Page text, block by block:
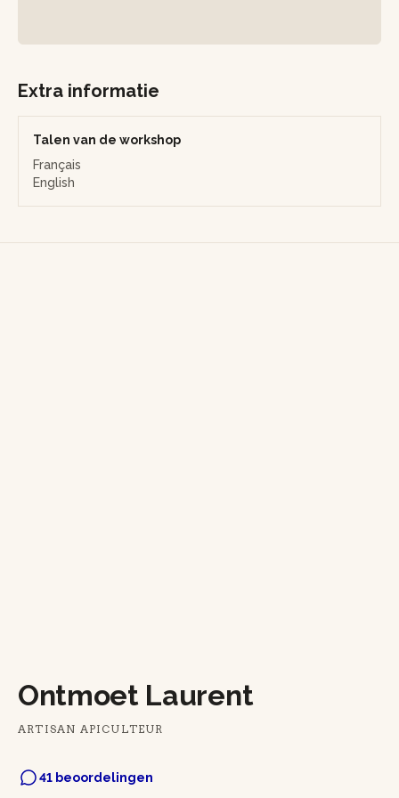
partagé en famille, de même qu'avec le plein de
NB : pour cet atelier, pensez à tous venir équipés de
chaussettes montantes au niveau des chevilles et de
chaussures fermées, y compris pour les enfants.
Extra informatie
Talen van de workshop
Français
English
Ontmoet Laurent
ARTISAN APICULTEUR
41 beoordelingen